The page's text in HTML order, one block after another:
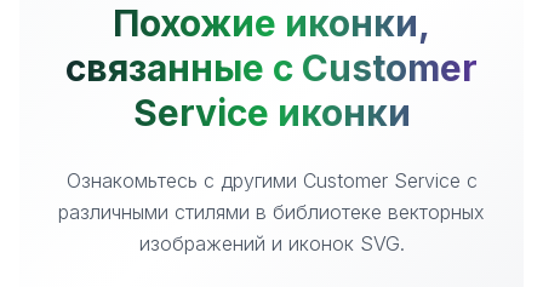
Похожие иконки,
связанные с Customer
Service иконки
Ознакомьтесь с другими Customer Service с
различными стилями в библиотеке векторных
изображений и иконок SVG.